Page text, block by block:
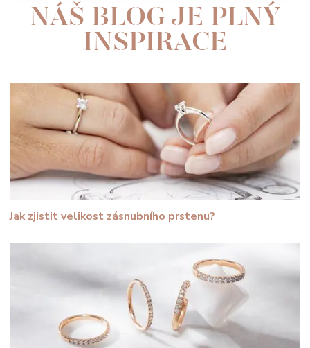
NÁŠ BLOG JE PLNÝ
INSPIRACE
Jak zjistit velikost zásnubního prstenu?